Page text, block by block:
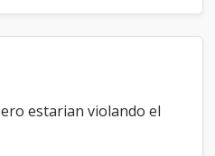
estarian violando el